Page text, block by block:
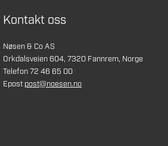
Kontakt oss
Nøsen & Co AS
Orkdalsveien 604, 7320 Fannrem, Norge
Telefon 72 46 65 00
Epost post@noesen.no